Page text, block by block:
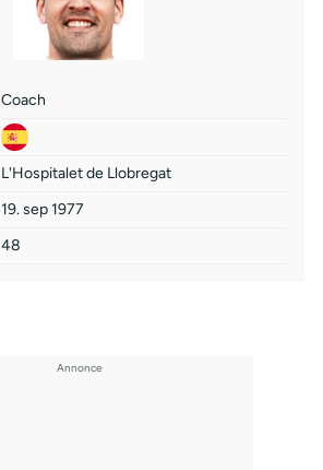
Coach
L'Hospitalet de Llobregat
19. sep 1977
48